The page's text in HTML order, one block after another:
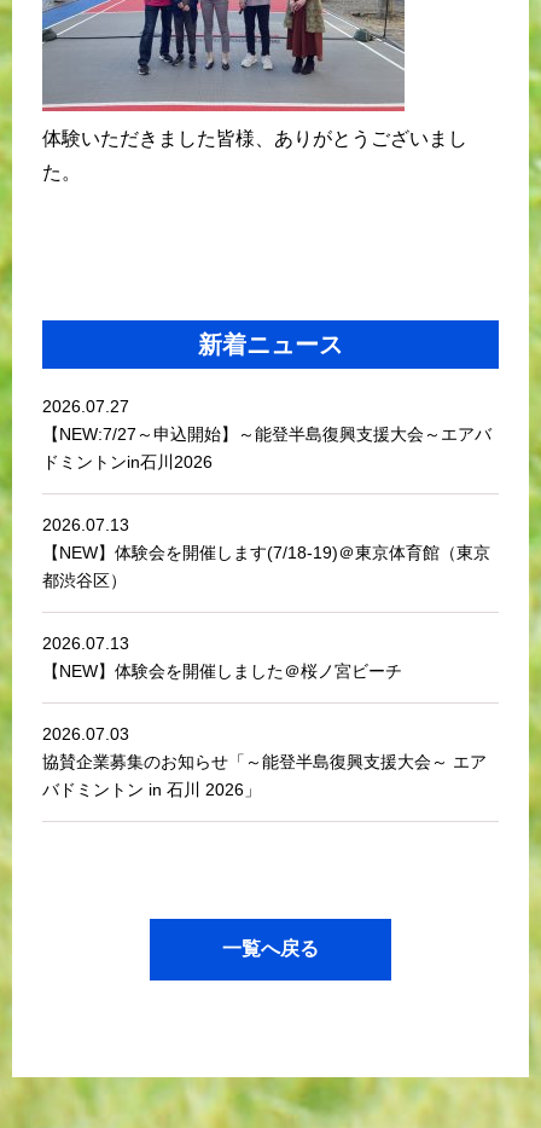
体験いただきました皆様、ありがとうございまし
た。
新着ニュース
2026.07.27
【NEW:7/27～申込開始】～能登半島復興支援大会～エアバ
ドミントンin石川2026
2026.07.13
【NEW】体験会を開催します(7/18-19)＠東京体育館（東京
都渋谷区）
2026.07.13
【NEW】体験会を開催しました＠桜ノ宮ビーチ
2026.07.03
協賛企業募集のお知らせ「～能登半島復興支援大会～ エア
バドミントン in 石川 2026」
一覧へ戻る